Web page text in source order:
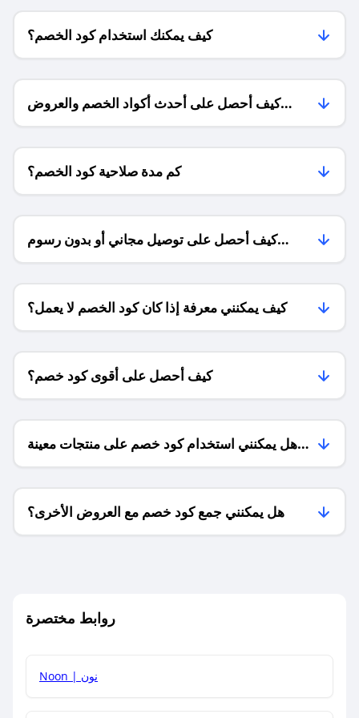
كيف يمكنك استخدام كود الخصم؟
كيف أحصل على أحدث أكواد الخصم والعروض
للمتاجر؟
كم مدة صلاحية كود الخصم؟
كيف أحصل على توصيل مجاني أو بدون رسوم
الشحن ؟
كيف يمكنني معرفة إذا كان كود الخصم لا يعمل؟
كيف أحصل على أقوى كود خصم؟
هل يمكنني استخدام كود خصم على منتجات معينة
فقط؟
هل يمكنني جمع كود خصم مع العروض الأخرى؟
روابط مختصرة
Noon | نون